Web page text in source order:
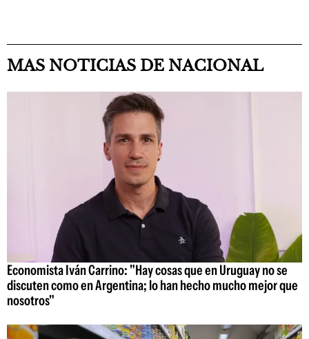
MAS NOTICIAS DE NACIONAL
Economista Iván Carrino: "Hay cosas que en Uruguay no se
discuten como en Argentina; lo han hecho mucho mejor que
nosotros"